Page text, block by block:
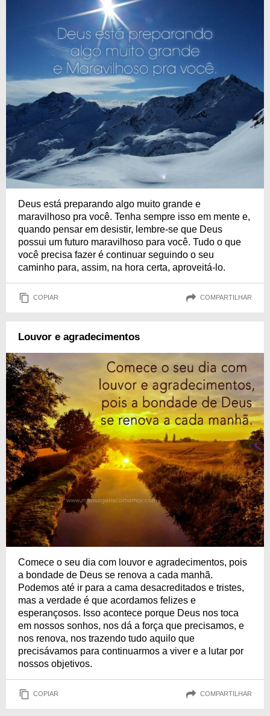
Deus está preparando algo muito grande e
maravilhoso pra você. Tenha sempre isso em mente e,
quando pensar em desistir, lembre-se que Deus
possui um futuro maravilhoso para você. Tudo o que
você precisa fazer é continuar seguindo o seu
caminho para, assim, na hora certa, aproveitá-lo.
COPIAR COMPARTILHAR
Louvor e agradecimentos
Comece o seu dia com louvor e agradecimentos, pois
a bondade de Deus se renova a cada manhã.
Podemos até ir para a cama desacreditados e tristes,
mas a verdade é que acordamos felizes e
esperançosos. Isso acontece porque Deus nos toca
em nossos sonhos, nos dá a força que precisamos, e
nos renova, nos trazendo tudo aquilo que
precisávamos para continuarmos a viver e a lutar por
nossos objetivos.
COPIAR COMPARTILHAR